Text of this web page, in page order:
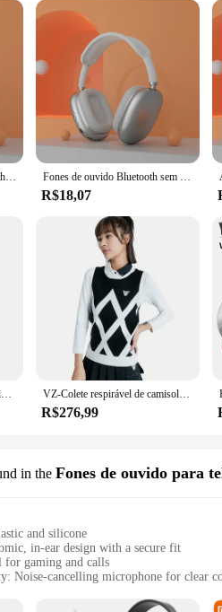
for gamers of all ages and skill levels
reality with our fone com jogo,
accessory for any gaming setup.
of your games with the fone com
cue. Whether you're engaged in an
than just a headset; it's a complete
or hosting a multiplayer event, the
Auscultadores sem fio Bluetooth P9, Auscultadores para jogos desportivos ao ar livre com microfone, Earbuds com cancelamento de ruído Fones de ouvido Bluetooth sem fio P9, fones de ouvido, fones de ouvido, 5.1 com carregamento Bin Display Touch Control Earbuds
R$18,07
Golf wear inverno colete feminino confortável quente colete à prova de vento fino alta qualidade lazer ao ar livre esportes terno saia VZ-Colete respirável de camisola de golfe feminino, malhas sem mangas, casual, quente, ao ar livre, roupas femininas, outono, inverno, novo
R$276,99
in the Fones de ouvido para
and silicone
in-ear design with a secure fit
for gaming and calls
Noise-cancelling microphone for clear
for gamers and professionals alike